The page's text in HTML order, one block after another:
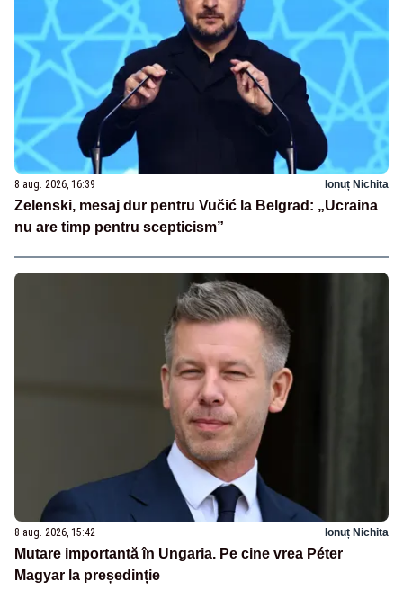
8 aug. 2026, 16:39 Ionuț Nichita
Zelenski, mesaj dur pentru Vučić la Belgrad: „Ucraina
nu are timp pentru scepticism”
8 aug. 2026, 15:42 Ionuț Nichita
Mutare importantă în Ungaria. Pe cine vrea Péter
Magyar la președinție